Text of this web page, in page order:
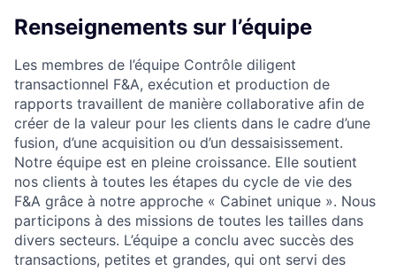
Renseignements sur l’équipe
Les membres de l’équipe Contrôle diligent
transactionnel F&A, exécution et production de
rapports travaillent de manière collaborative afin de
créer de la valeur pour les clients dans le cadre d’une
fusion, d’une acquisition ou d’un dessaisissement.
Notre équipe est en pleine croissance. Elle soutient
nos clients à toutes les étapes du cycle de vie des
F&A grâce à notre approche « Cabinet unique ». Nous
participons à des missions de toutes les tailles dans
divers secteurs. L’équipe a conclu avec succès des
transactions, petites et grandes, qui ont servi des